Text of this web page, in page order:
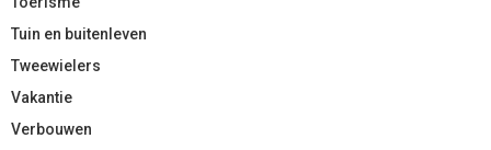
Tuin en buitenleven
Tweewielers
Vakantie
Verbouwen